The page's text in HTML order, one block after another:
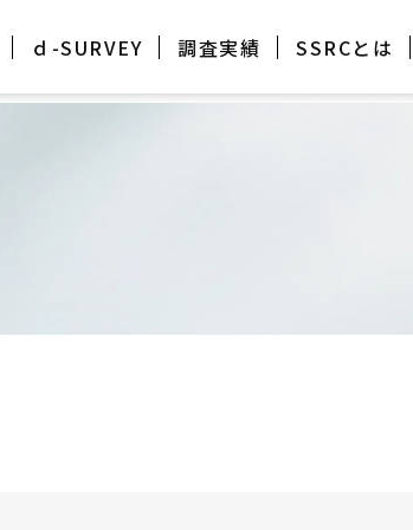
ｄ-SURVEY 調査実績 SSRCとは